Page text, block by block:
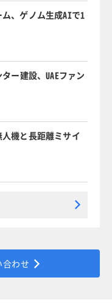
、ゲノム生成AIで1
ー建設、UAEファン
機と長距離ミサイ
合わせ